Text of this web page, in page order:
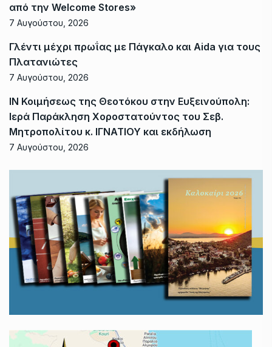
από την Welcome Stores»
7 Αυγούστου, 2026
Γλέντι μέχρι πρωΐας με Πάγκαλο και Aida για τους
Πλατανιώτες
7 Αυγούστου, 2026
ΙΝ Κοιμήσεως της Θεοτόκου στην Ευξεινούπολη:
Ιερά Παράκληση Χοροστατούντος του Σεβ.
Μητροπολίτου κ. ΙΓΝΑΤΙΟΥ και εκδήλωση
7 Αυγούστου, 2026